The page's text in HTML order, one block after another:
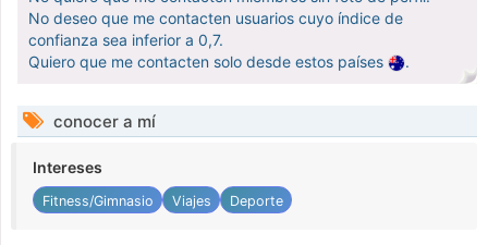
No deseo que me contacten usuarios cuyo índice de
confianza sea inferior a 0,7.
Quiero que me contacten solo desde estos países
.
conocer a mí
Intereses
Fitness/Gimnasio Viajes Deporte